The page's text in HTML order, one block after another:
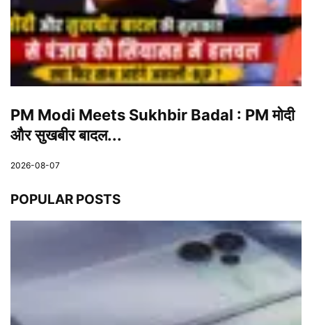
PM Modi Meets Sukhbir Badal : PM मोदी
और सुखबीर बादल...
2026-08-07
POPULAR POSTS